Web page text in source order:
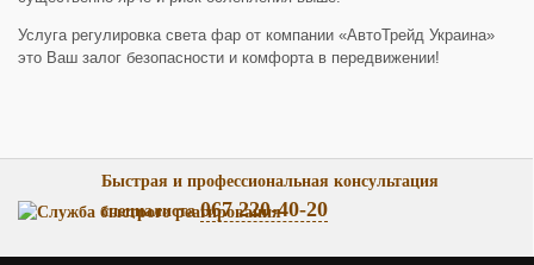
Услуга регулировка света фар от компании «АвтоТрейд Украина»
это Ваш залог безопасности и комфорта в передвижении!
Быстрая и профессиональная консультация
специалиста067 220-40-20